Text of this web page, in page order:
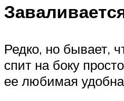
Редко, но бывает,
спит на боку
ее любимая